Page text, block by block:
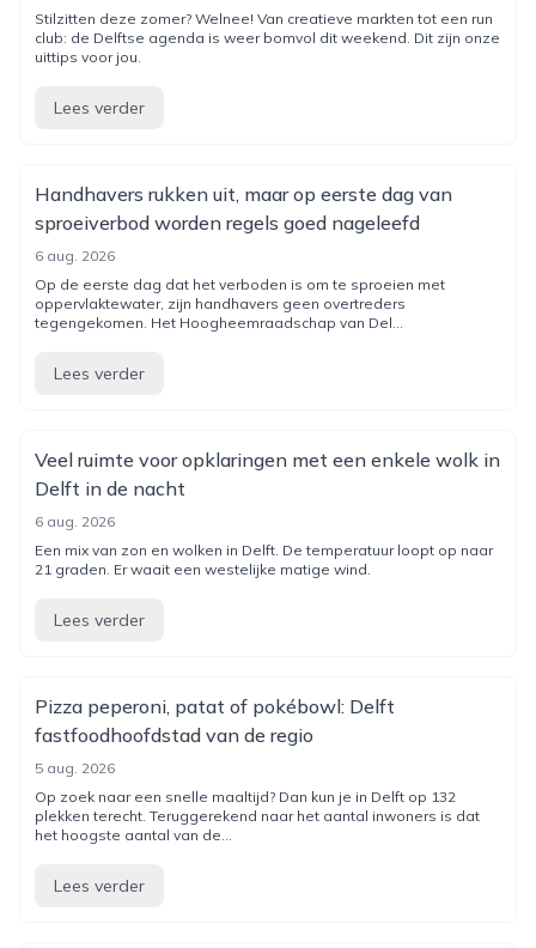
Stilzitten deze zomer? Welnee! Van creatieve markten tot een run
club: de Delftse agenda is weer bomvol dit weekend. Dit zijn onze
uittips voor jou.
Lees verder
Handhavers rukken uit, maar op eerste dag van
sproeiverbod worden regels goed nageleefd
6 aug. 2026
Op de eerste dag dat het verboden is om te sproeien met
oppervlaktewater, zijn handhavers geen overtreders
tegengekomen. Het Hoogheemraadschap van Del...
Lees verder
Veel ruimte voor opklaringen met een enkele wolk in
Delft in de nacht
6 aug. 2026
Een mix van zon en wolken in Delft. De temperatuur loopt op naar
21 graden. Er waait een westelijke matige wind.
Lees verder
Pizza peperoni, patat of pokébowl: Delft
fastfoodhoofdstad van de regio
5 aug. 2026
Op zoek naar een snelle maaltijd? Dan kun je in Delft op 132
plekken terecht. Teruggerekend naar het aantal inwoners is dat
het hoogste aantal van de...
Lees verder